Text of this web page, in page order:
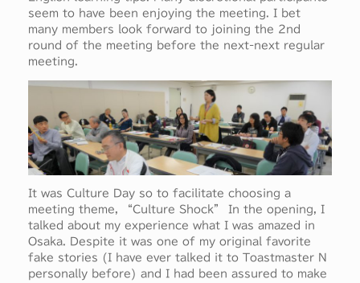
seem to have been enjoying the meeting. I bet
many members look forward to joining the 2nd
round of the meeting before the next-next regular
meeting.
It was Culture Day so to facilitate choosing a
meeting theme, “Culture Shock” In the opening, I
talked about my experience what I was amazed in
Osaka. Despite it was one of my original favorite
fake stories (I have ever talked it to Toastmaster N
personally before) and I had been assured to make